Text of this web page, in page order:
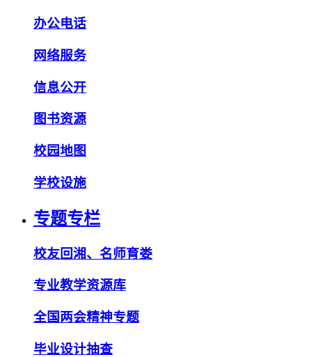
办公电话
网络服务
信息公开
图书资源
校园地图
学校设施
专题专栏
校友回湘、名师育娄
专业教学资源库
全国两会精神专题
毕业设计抽查